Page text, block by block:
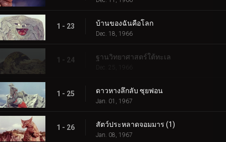
1 - 23 บ้านของฉันคือโลก
Dec. 18, 1966
1 - 24 ฐานวิทยาศาสตร์ใต้ทะเล
Dec. 25, 1966
1 - 25 ดาวหางลึกลับ ซุยฟอน
Jan. 01, 1967
1 - 26 สัตว์ประหลาดจอมมาร (1)
Jan. 08, 1967